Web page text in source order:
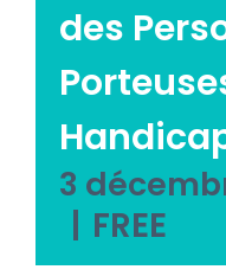
des
3
| FREE